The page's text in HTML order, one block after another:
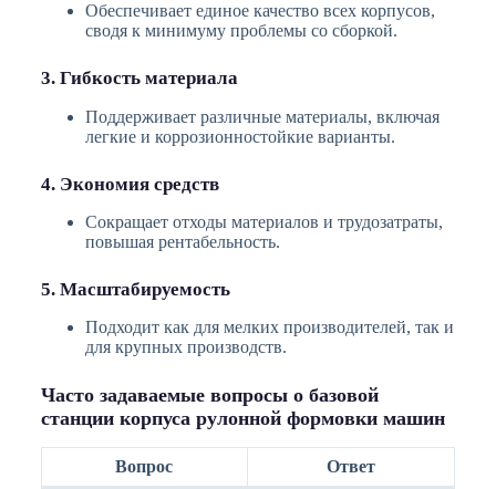
Обеспечивает единое качество всех корпусов,
сводя к минимуму проблемы со сборкой.
3. Гибкость материала
Поддерживает различные материалы, включая
легкие и коррозионностойкие варианты.
4. Экономия средств
Сокращает отходы материалов и трудозатраты,
повышая рентабельность.
5. Масштабируемость
Подходит как для мелких производителей, так и
для крупных производств.
Часто задаваемые вопросы о базовой
станции корпуса рулонной формовки машин
Вопрос Ответ